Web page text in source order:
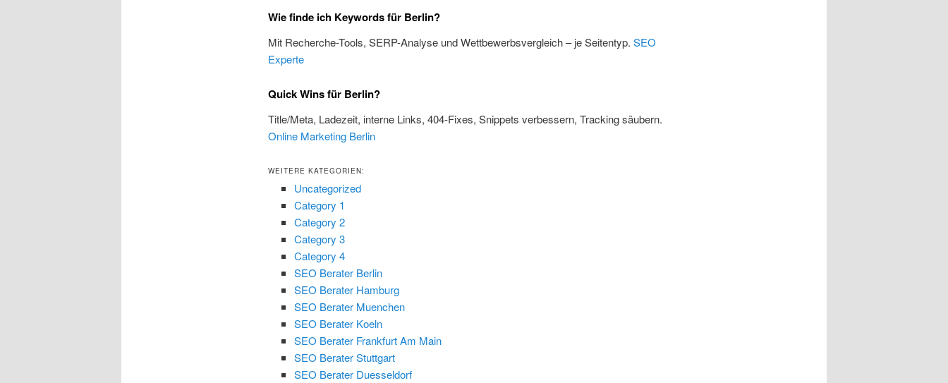
Wie finde ich Keywords für Berlin?
Mit Recherche-Tools, SERP-Analyse und Wettbewerbsvergleich – je Seitentyp. SEO
Experte
Quick Wins für Berlin?
Title/Meta, Ladezeit, interne Links, 404-Fixes, Snippets verbessern, Tracking säubern.
Online Marketing Berlin
WEITERE KATEGORIEN:
Uncategorized
Category 1
Category 2
Category 3
Category 4
SEO Berater Berlin
SEO Berater Hamburg
SEO Berater Muenchen
SEO Berater Koeln
SEO Berater Frankfurt Am Main
SEO Berater Stuttgart
SEO Berater Duesseldorf